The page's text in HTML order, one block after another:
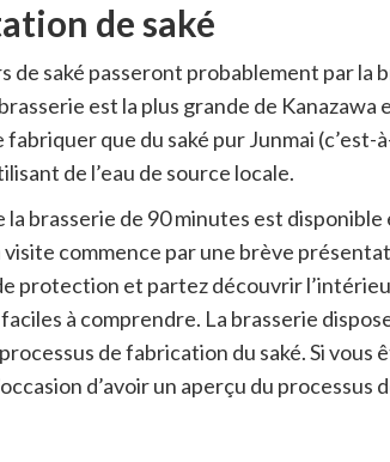
de saké
de saké passeront probablement par la
est la plus grande de Kanazawa
que du saké pur Junmai (c’est-
de l’eau de source locale.
la brasserie de 90 minutes est
visite commence par une brève
protection et partez découvrir
à comprendre. La brasserie
de fabrication du saké. Si vous
d’avoir un aperçu du processus